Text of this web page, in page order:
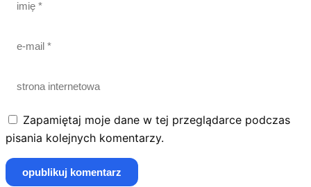
Zapamiętaj moje dane w tej przeglądarce podczas
pisania kolejnych komentarzy.